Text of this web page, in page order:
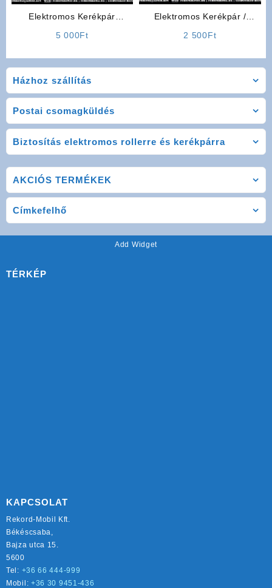
Házhoz szállítás
Postai csomagküldés
Biztosítás elektromos rollerre és kerékpárra
Elektromos Kerékpár
5 000Ft
Elektromos Kerékpár /
2 500Ft
AKCIÓS TERMÉKEK
Címkefelhő
Add Widget
TÉRKÉP
KAPCSOLAT
Rekord-Mobil Kft.
Békéscsaba,
Bajza utca 15.
5600
Tel: +36 66 444-999
Mobil: +36 30 9451-436